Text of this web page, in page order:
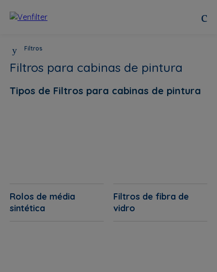
Filtros
Filtros para cabinas de pintura
Tipos de Filtros para cabinas de pintura
Rolos de média
sintética
Filtros de fibra de
vidro